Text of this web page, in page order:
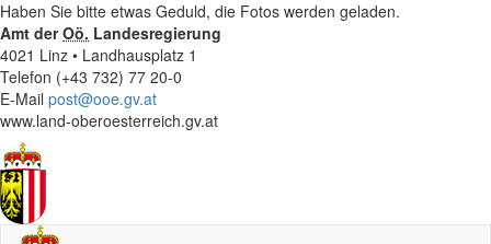
Haben Sie bitte etwas Geduld, die Fotos werden geladen.
Amt derOö. Landesregierung
4021 Linz • Landhausplatz 1
Telefon (+43 732) 77 20-0
E-Mail post@ooe.gv.at
www.land-oberoesterreich.gv.at